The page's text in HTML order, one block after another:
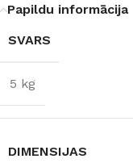
Papildu informācija
SVARS
5 kg
DIMENSIJAS